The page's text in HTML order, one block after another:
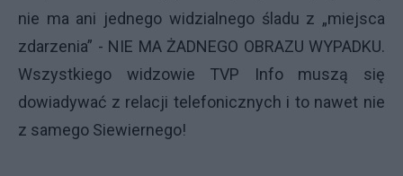
nie ma ani jednego widzialnego śladu z „miejsca
zdarzenia” - NIE MA ŻADNEGO OBRAZU WYPADKU.
Wszystkiego widzowie TVP Info muszą się
dowiadywać z relacji telefonicznych i to nawet nie
z samego Siewiernego!